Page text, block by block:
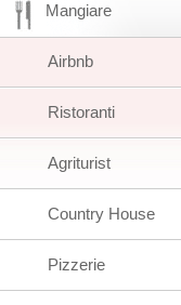
Mangiare
Airbnb
Ristoranti
Agriturist
Country House
Pizzerie